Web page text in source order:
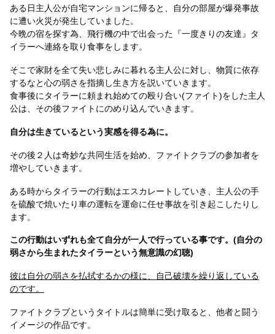
ある日主人公が自宅マンションに帰ると、自分の部屋が爆発事故
に遭い火災が発生していました。
今晩の宿を探す為、飛行機の中で出会った『一度きりの友達』タ
イラーへ連絡を取り食事をします。
そこで家財を全て失い悲しみに暮れる主人公に対し、物質に依存
するなと心の弱さを指摘し生き方を説いていきます。
食事後にタイラーに頼まれ始めての殴り合い(ファイト)をした主人
公は、その後ファイトにのめり込んでいきます。
自分は生きているという実感を得る為に。
その後２人は奇妙な共同生活を始め、ファイトクラブの参加者を
増やしていきます。
ある時からタイラーの行動はエスカレートしていき、主人公の手
を硫酸で焼いたり車の運転を運命に任せ事故を引き起こしたりし
ます。
この行動はいずれも全て自分が一人で行っている事です。(自分の
弱さから生まれたタイラーという無意識の幻聴)
彼は自分の弱さを払拭するかの様に、自己破壊を繰り返している
のです。
ファイトクラブというタイトルは簡単に受け取ると、他者と闘う
イメージの作品です。